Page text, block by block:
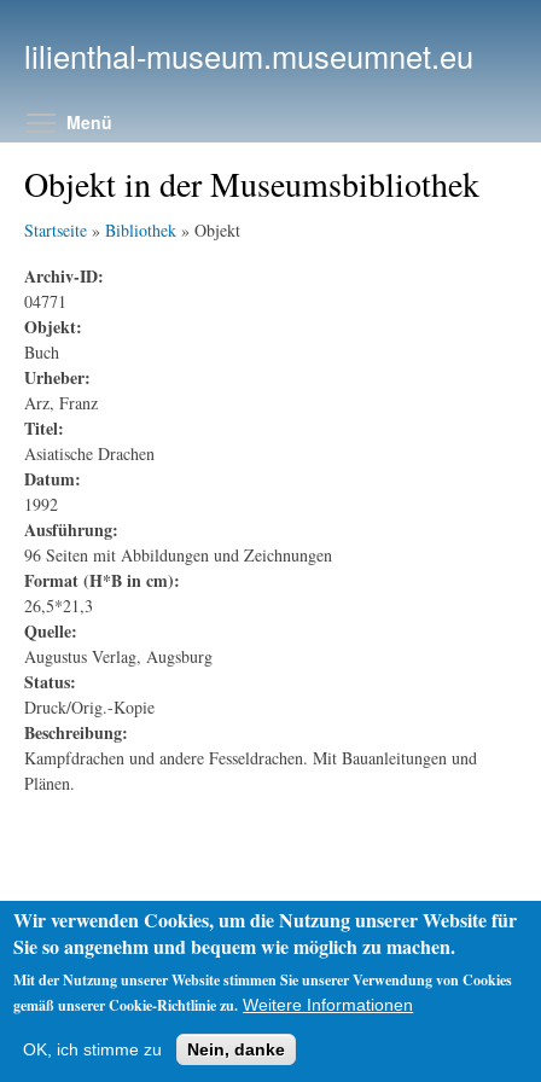
lilienthal-museum.museumnet.eu
Menü
Objekt in der Museumsbibliothek
Startseite » Bibliothek » Objekt
Archiv-ID:
04771
Objekt:
Buch
Urheber:
Arz, Franz
Titel:
Asiatische Drachen
Datum:
1992
Ausführung:
96 Seiten mit Abbildungen und Zeichnungen
Format (H*B in cm):
26,5*21,3
Quelle:
Augustus Verlag, Augsburg
Status:
Druck/Orig.-Kopie
Beschreibung:
Kampfdrachen und andere Fesseldrachen. Mit Bauanleitungen und
Plänen.
Impressum
Wir verwenden Cookies, um die Nutzung unserer Website für
Sie so angenehm und bequem wie möglich zu machen.
Mit der Nutzung unserer Website stimmen Sie unserer Verwendung von Cookies
gemäß unserer Cookie-Richtlinie zu. Weitere Informationen
OK, ich stimme zu Nein, danke